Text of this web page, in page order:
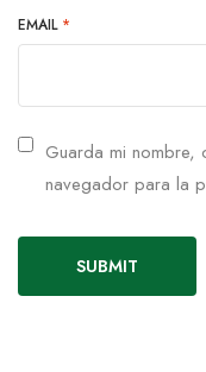
EMAIL *
Guarda mi nombre,
navegador para la